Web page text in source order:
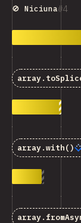
4
🚫 Niciuna
array.with()